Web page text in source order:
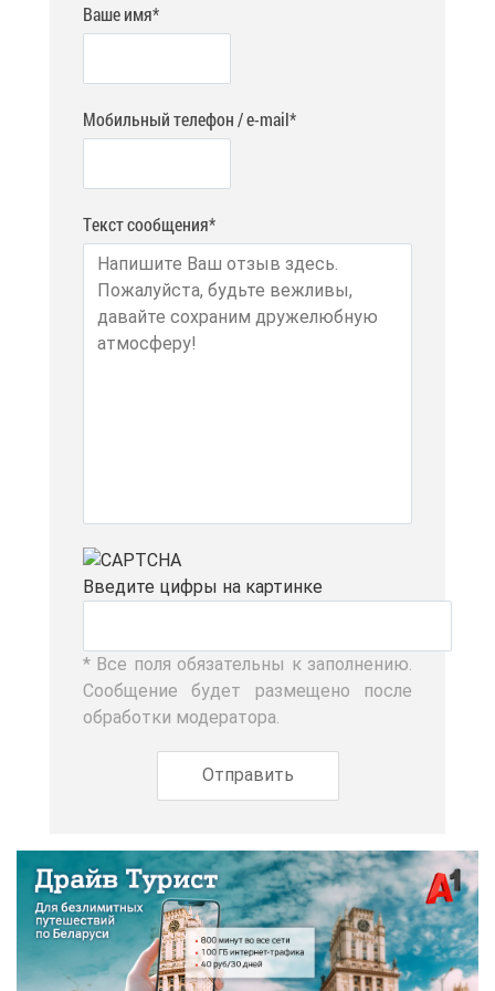
Ваше имя*
Мобильный телефон / e-mail*
Текст сообщения*
Вве­ди­те циф­ры на кар­тин­ке
* Все по­ля обя­за­тель­ны к за­пол­не­нию.
Со­об­ще­ние бу­дет раз­ме­ще­но по­сле
об­ра­бот­ки мо­де­ра­то­ра.